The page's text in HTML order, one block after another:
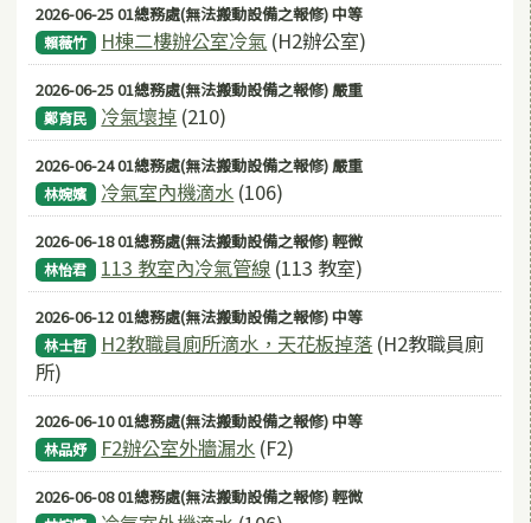
2026-06-25 01總務處(無法搬動設備之報修) 中等
賴薇竹 H棟二樓辦公室冷氣 (H2辦公室)
2026-06-25 01總務處(無法搬動設備之報修) 嚴重
鄭育民 冷氣壞掉 (210)
2026-06-24 01總務處(無法搬動設備之報修) 嚴重
林婉嬪 冷氣室內機滴水 (106)
2026-06-18 01總務處(無法搬動設備之報修) 輕微
林怡君 113 教室內冷氣管線 (113 教室)
2026-06-12 01總務處(無法搬動設備之報修) 中等
林士哲 H2教職員廁所滴水，天花板掉落 (H2教職員廁
所)
2026-06-10 01總務處(無法搬動設備之報修) 中等
林品妤 F2辦公室外牆漏水 (F2)
2026-06-08 01總務處(無法搬動設備之報修) 輕微